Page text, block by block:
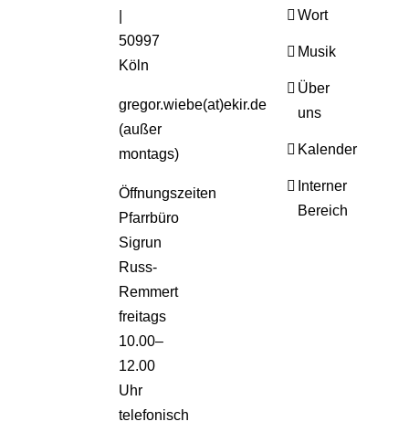
50997
Köln
gregor.wiebe(at)ekir.de
(außer
montags)
Öffnungszeiten
Pfarrbüro
Sigrun
Russ-
Remmert
freitags
10.00–
12.00
Uhr
telefonisch
Wort
Musik
Über
uns
Kalender
Interner
Bereich